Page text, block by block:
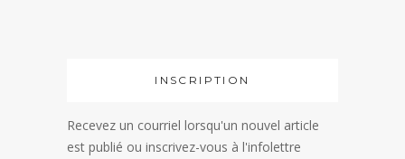
INSCRIPTION
Recevez un courriel lorsqu'un nouvel article
est publié ou inscrivez-vous à l'infolettre